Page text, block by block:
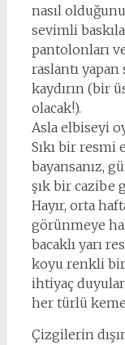
nasıl
sevimli
pantolonları
raslantı
kaydırın (bir
olacak!).
Asla elbiseyi
Sıkı bir resmi
bayansanız,
şık bir cazibe
Hayır, orta
görünmeye
bacaklı yarı
koyu renkli
ihtiyaç
her türlü
Çizgilerin